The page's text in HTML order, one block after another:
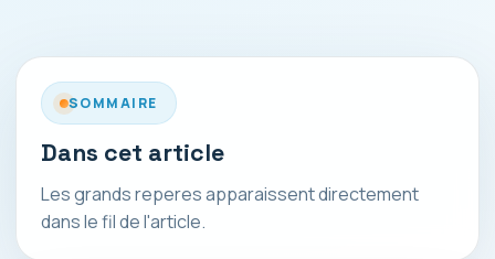
SOMMAIRE
Dans cet article
Les grands reperes apparaissent directement
dans le fil de l'article.